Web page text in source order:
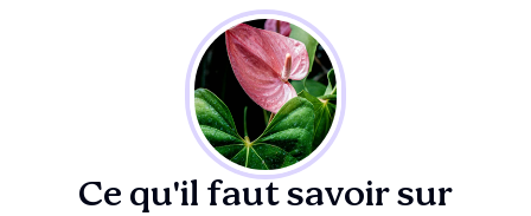
Ce qu'il faut savoir sur